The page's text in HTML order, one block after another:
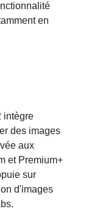
en
intègre
des images
aux
et Premium+
sur
d'images